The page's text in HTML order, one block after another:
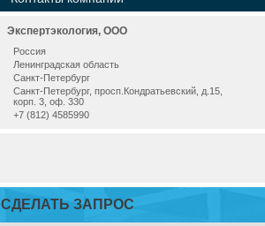
Экспертэкология, ООО
Россия
Ленинградская область
Санкт-Петербург
Санкт-Петербург, просп.Кондратьевский, д.15,
корп. 3, оф. 330
+7 (812) 4585990
СДЕЛАТЬ ЗАПРОС